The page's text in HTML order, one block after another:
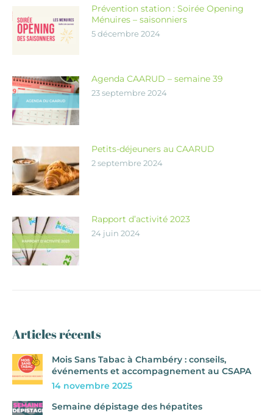
Prévention station : Soirée Opening
Ménuires – saisonniers
5 décembre 2024
Agenda CAARUD – semaine 39
23 septembre 2024
Petits-déjeuners au CAARUD
2 septembre 2024
Rapport d’activité 2023
24 juin 2024
Articles récents
Mois Sans Tabac à Chambéry : conseils,
événements et accompagnement au CSAPA
14 novembre 2025
Semaine dépistage des hépatites